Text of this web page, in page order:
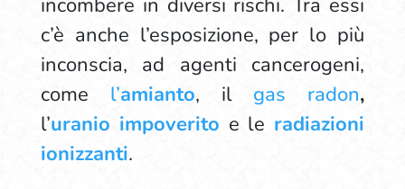
incombere in diversi rischi. Tra essi
c’è anche l’esposizione, per lo più
inconscia, ad agenti cancerogeni,
come l’amianto, il gas radon,
l’uranio impoverito e le radiazioni
ionizzanti.